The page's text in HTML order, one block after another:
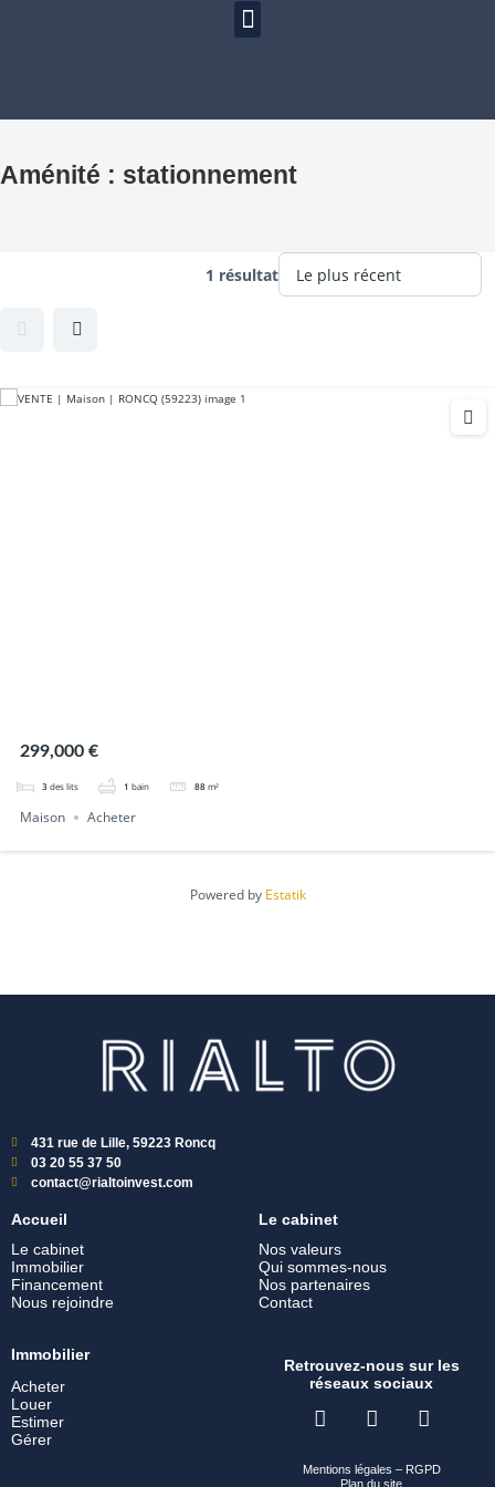
Aménité : stationnement
1 résultat
299,000 €
3 des lits 1 bain 88 m²
Maison Acheter
Powered by Estatik
431 rue de Lille, 59223 Roncq
03 20 55 37 50
contact@rialtoinvest.com
Accueil
Le cabinet
Immobilier
Financement
Nous rejoindre
Le cabinet
Nos valeurs
Qui sommes-nous
Nos partenaires
Contact
Immobilier
Acheter
Louer
Estimer
Gérer
Retrouvez-nous sur les
réseaux sociaux
Mentions légales – RGPD
Plan du site